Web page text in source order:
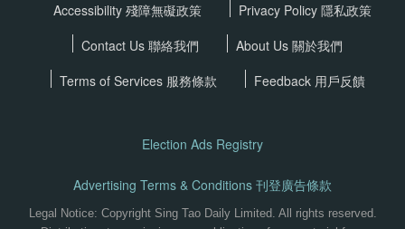
Accessibility 殘障無礙政策 Privacy Policy 隱私政策
Contact Us 聯絡我們
About Us 關於我們
Terms of Services 服務條款 Feedback 用戶反饋
Election Ads Registry
Advertising Terms & Conditions 刊登廣告條款
Legal Notice: Copyright Sing Tao Daily Limited. All rights reserved.